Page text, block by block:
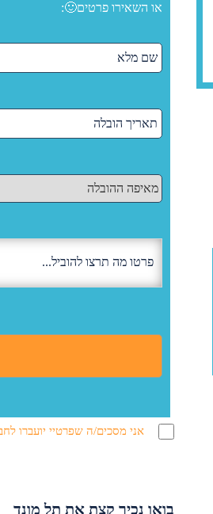
או השאירו פרטים🙂:
אני מסכים/ה שפרטיי יועברו
בואו נכיר קצת את תל מונד